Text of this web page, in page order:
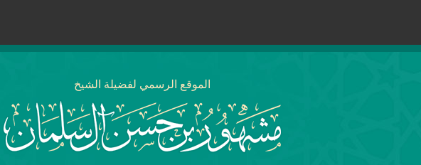
الموقع الرسمي لفضيلة الشيخ